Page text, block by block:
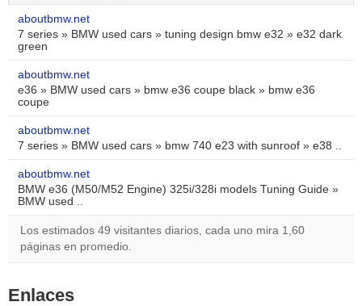
aboutbmw.net
7 series » BMW used cars » tuning design bmw e32 » e32 dark
green
aboutbmw.net
e36 » BMW used cars » bmw e36 coupe black » bmw e36
coupe
aboutbmw.net
7 series » BMW used cars » bmw 740 e23 with sunroof » e38 ..
aboutbmw.net
BMW e36 (M50/M52 Engine) 325i/328i models Tuning Guide »
BMW used ..
Los estimados 49 visitantes diarios, cada uno mira 1,60
páginas en promedio.
Enlaces